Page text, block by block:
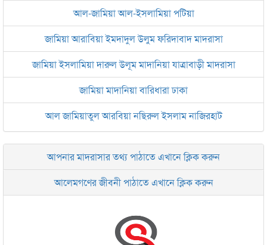
আল-জামিয়া আল-ইসলামিয়া পটিয়া
জামিয়া আরাবিয়া ইমদাদুল উলুম ফরিদাবাদ মাদরাসা
জামিয়া ইসলামিয়া দারুল উলূম মাদানিয়া যাত্রাবাড়ী মাদরাসা
জামিয়া মাদানিয়া বারিধারা ঢাকা
আল জামিয়াতুল আরবিয়া নছিরুল ইসলাম নাজিরহাট
জামেয়া দারুল মা‘আরিফ আল-ইসলামিয়া চট্টগ্রাম
ইসলামিক রিসার্চ সেন্টার বাংলাদেশ বসুন্ধরা
জামেয়া আরাবিয়া রহমানিয়া, ঢাকা
জামেয়া কুরআনিয়া লালবাগ ঢাকা
আপনার মাদরাসার তথ্য পাঠাতে এখানে ক্লিক করুন
আলেমগণের জীবনী পাঠাতে এখানে ক্লিক করুন